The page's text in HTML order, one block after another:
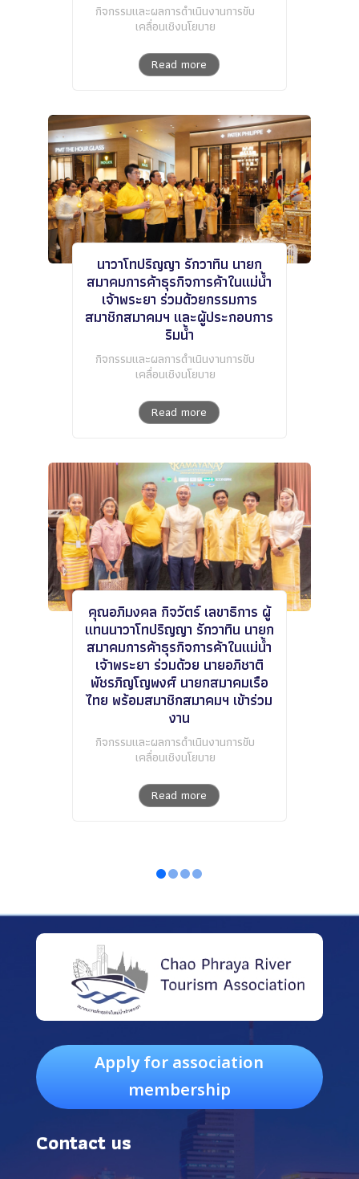
กิจกรรมและผลการดำเนินงานการขับ
เคลื่อนเชิงนโยบาย
Read more
นาวาโทปริญญา รักวาทิน นายก
สมาคมการค้าธุรกิจการค้าในแม่น้ำ
เจ้าพระยา ร่วมด้วยกรรมการ
สมาชิกสมาคมฯ และผู้ประกอบการ
ริมน้ำ
กิจกรรมและผลการดำเนินงานการขับ
เคลื่อนเชิงนโยบาย
Read more
คุณอภิมงคล กิจวัตร์ เลขาธิการ ผู้
แทนนาวาโทปริญญา รักวาทิน นายก
สมาคมการค้าธุรกิจการค้าในแม่น้ำ
เจ้าพระยา ร่วมด้วย นายอภิชาติ
พัชรภิญโญพงศ์ นายกสมาคมเรือ
ไทย พร้อมสมาชิกสมาคมฯ เข้าร่วม
งาน
กิจกรรมและผลการดำเนินงานการขับ
เคลื่อนเชิงนโยบาย
Read more
Apply for association
membership
Contact us